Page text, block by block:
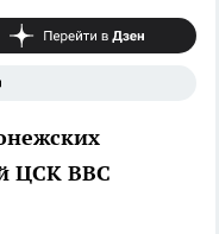
ЦСК ВВС